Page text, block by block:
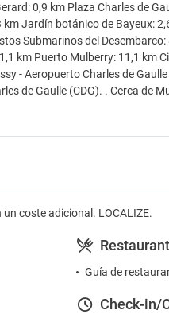
0,9 km Plaza Charles de
Jardín botánico de Bayeux:
Submarinos del
km Puerto Mulberry: 11,1 km
- Aeropuerto Charles de
de Gaulle (CDG). . Cerca de
coste adicional. LOCALIZE.
Guía de
Check-in/